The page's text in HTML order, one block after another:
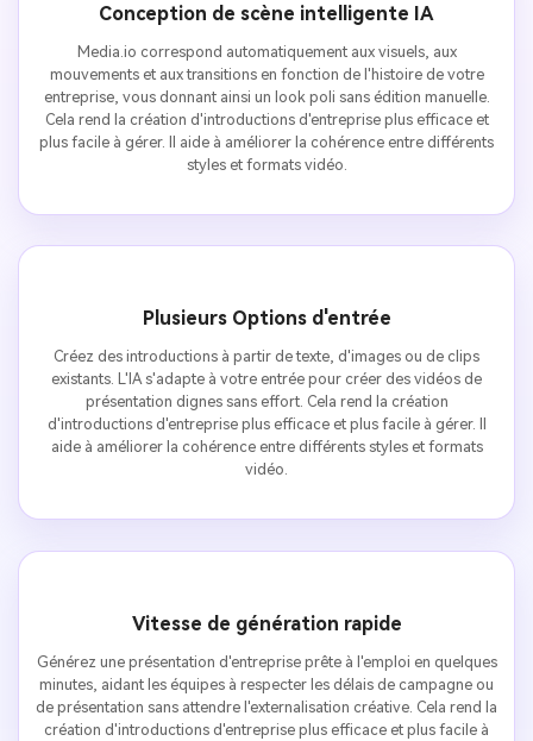
Conception de scène intelligente IA
Media.io correspond automatiquement aux visuels, aux
mouvements et aux transitions en fonction de l'histoire de votre
entreprise, vous donnant ainsi un look poli sans édition manuelle.
Cela rend la création d'introductions d'entreprise plus efficace et
plus facile à gérer. Il aide à améliorer la cohérence entre différents
styles et formats vidéo.
Plusieurs Options d'entrée
Créez des introductions à partir de texte, d'images ou de clips
existants. L'IA s'adapte à votre entrée pour créer des vidéos de
présentation dignes sans effort. Cela rend la création
d'introductions d'entreprise plus efficace et plus facile à gérer. Il
aide à améliorer la cohérence entre différents styles et formats
vidéo.
Vitesse de génération rapide
Générez une présentation d'entreprise prête à l'emploi en quelques
minutes, aidant les équipes à respecter les délais de campagne ou
de présentation sans attendre l'externalisation créative. Cela rend la
création d'introductions d'entreprise plus efficace et plus facile à